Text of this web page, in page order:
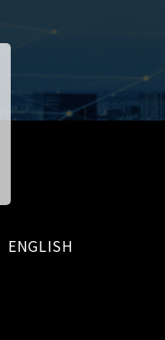
ENGLISH